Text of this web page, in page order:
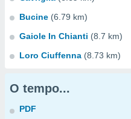
Bucine (6.79 km)
Gaiole In Chianti (8.7 km)
Loro Ciuffenna (8.73 km)
O tempo...
PDF